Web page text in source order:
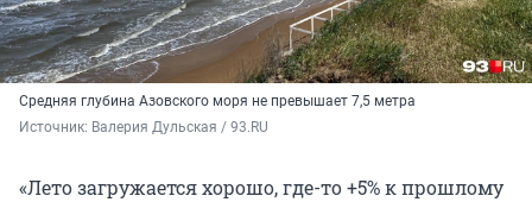
Средняя глубина Азовского моря не превышает 7,5 метра
Источник: Валерия Дульская / 93.RU
«Лето загружается хорошо, где-то +5% к прошлому